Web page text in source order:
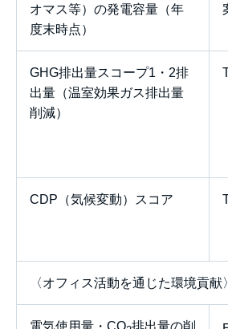
オマス等）の発電容量（年
度末時点）
GHG排出量スコープ1・2排
出量（温室効果ガス排出量
削減）
CDP（気候変動）スコア
〈オフィス活動を通じた環境貢献〉
電気使用量・CO 排出量の削